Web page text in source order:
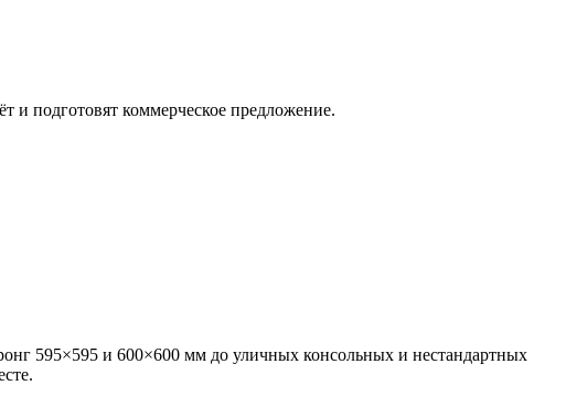
и подготовят коммерческое предложение.
595×595 и 600×600 мм до уличных консольных и нестандартных